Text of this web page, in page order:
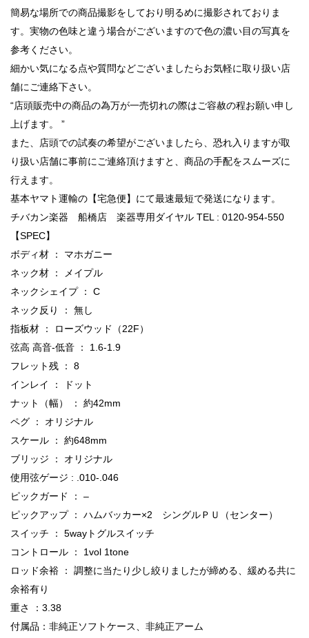
簡易な場所での商品撮影をしており明るめに撮影されておりま
す。実物の色味と違う場合がございますので色の濃い目の写真を
参考ください。
細かい気になる点や質問などございましたらお気軽に取り扱い店
舗にご連絡下さい。
“店頭販売中の商品の為万が一売切れの際はご容赦の程お願い申し
上げます。 ”
また、店頭での試奏の希望がございましたら、恐れ入りますが取
り扱い店舗に事前にご連絡頂けますと、商品の手配をスムーズに
行えます。
基本ヤマト運輸の【宅急便】にて最速最短で発送になります。
チバカン楽器 船橋店 楽器専用ダイヤル TEL : 0120-954-550
【SPEC】
ボディ材 ： マホガニー
ネック材 ： メイプル
ネックシェイプ ： C
ネック反り ： 無し
指板材 ： ローズウッド（22F）
弦高 高音-低音 ： 1.6-1.9
フレット残 ： 8
インレイ ： ドット
ナット（幅） ： 約42mm
ペグ ： オリジナル
スケール ： 約648mm
ブリッジ ： オリジナル
使用弦ゲージ : .010-.046
ピックガード ： –
ピックアップ ： ハムバッカー×2 シングルＰＵ（センター）
スイッチ ： 5wayトグルスイッチ
コントロール ： 1vol 1tone
ロッド余裕 ： 調整に当たり少し絞りましたが締める、緩める共に
余裕有り
重さ ：3.38
付属品：非純正ソフトケース、非純正アーム